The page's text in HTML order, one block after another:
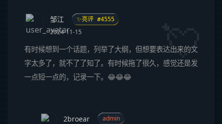
邹江 ✨亮评 #4555
2024-11-15
有时候想到一个话题，列举了大纲，但想要表达出来的文
字太多了，就不了了知了。有时候拖了很久，感觉还是发
一点短一点的，记录一下。😂😂😂
2broear
admin